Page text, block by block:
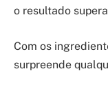
o resultado
Com os
surpreende